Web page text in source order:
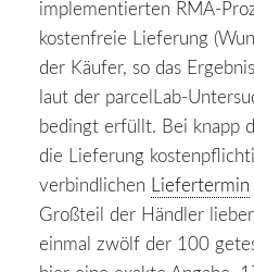
implementierten RMA-
kostenfreie Lieferung
der Käufer, so das
laut der parcelLab-
bedingt erfüllt. Bei knapp
die Lieferung
verbindlichen Liefertermin
Großteil der Händler
einmal zwölf der 100